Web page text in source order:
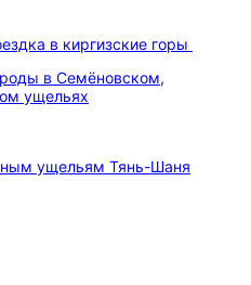
в киргизские горы
в Семёновском,
ущельях